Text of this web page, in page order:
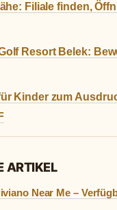
Filiale finden,
Resort Belek:
Kinder zum
ARTIKEL
Near Me –